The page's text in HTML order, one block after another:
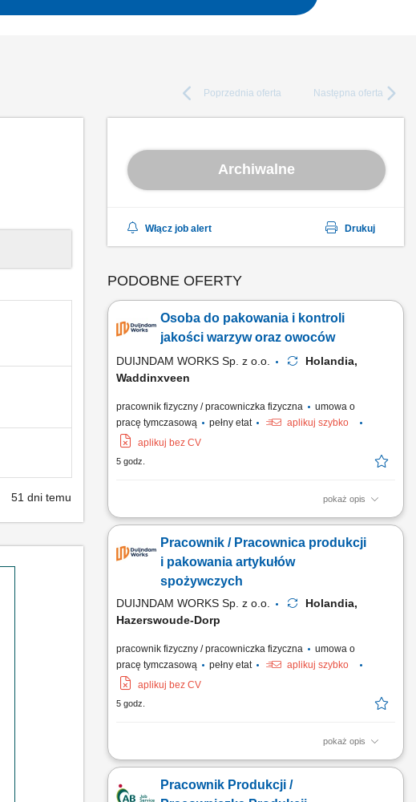
Poprzednia oferta Następna oferta
51 dni temu
Archiwalne
Włącz job alert Drukuj
PODOBNE OFERTY
Osoba do pakowania i kontroli
jakości warzyw oraz owoców
DUIJNDAM WORKS Sp. z o.o.
Holandia,
Waddinxveen
pracownik fizyczny / pracowniczka fizyczna
umowa o
pracę tymczasową
pełny etat
aplikuj szybko
aplikuj bez CV
5 godz.
pokaż opis
Zadania Weryfikacja stanu świeżości produktów i odrzucanie
asortymentu roślinnego według wytycznych klienta;
Rozmieszczanie i układanie zbiorczych opakowań oraz
skrzynek z towarem; Przestrzeganie przepisów sanitarnych i
higienicznych...
Pracownik / Pracownica produkcji
i pakowania artykułów
spożywczych
DUIJNDAM WORKS Sp. z o.o.
Holandia,
Hazerswoude-Dorp
pracownik fizyczny / pracowniczka fizyczna
umowa o
pracę tymczasową
pełny etat
aplikuj szybko
aplikuj bez CV
5 godz.
pokaż opis
Zadania Przeładunek oraz otwieranie opakowań zbiorczych z
bakalii, orzechów oraz słodyczy; Zabezpieczanie gotowych
Pracownik Produkcji /